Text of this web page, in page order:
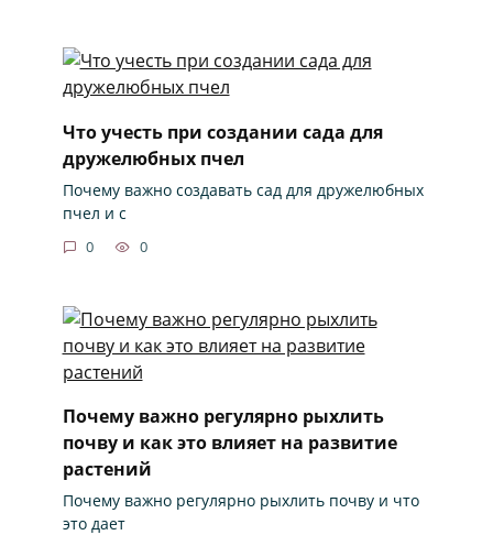
Что учесть при создании сада для
дружелюбных пчел
Почему важно создавать сад для дружелюбных
пчел и с
0 0
Почему важно регулярно рыхлить
почву и как это влияет на развитие
растений
Почему важно регулярно рыхлить почву и что
это дает